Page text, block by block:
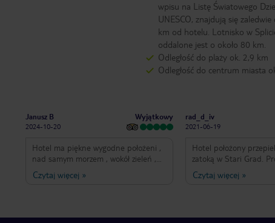
wpisu na Listę Światowego
UNESCO, znajdują się zaledwie
km od hotelu. Lotnisko w
oddalone jest o około 80 km.
Odległość do plaży ok. 2,9 km
Odległość do centrum miasta
Janusz B
2024-10-20
Wyjątkowy
Hotel ma piękne wygodne położeni ,
nad samym morzem , wokół zieleń ,
gęsty sosnowy las , bez tłoku ,
kilkadziesiąt metrów od hotelu
Czytaj więcej »
rad_d_iv
2021-06-19
Hotel położony
zatoką w Stari Grad.
sugerować się
i wiecej lat. Obiekt jest
Czytaj więcej »